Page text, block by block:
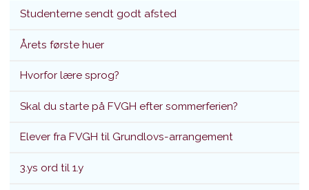
Studenterne sendt godt afsted
Studenterne sendt godt afsted
Årets første huer
Hvorfor lære sprog?
Skal du starte på FVGH efter sommerferien?
Elever fra FVGH til Grundlovs-arrangement
3.ys ord til 1.y